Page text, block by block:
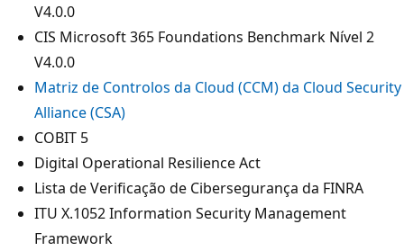
V4.0.0
CIS Microsoft 365 Foundations Benchmark Nível 2
V4.0.0
Matriz de Controlos da Cloud (CCM) da Cloud Security
Alliance (CSA)
COBIT 5
Digital Operational Resilience Act
Lista de Verificação de Cibersegurança da FINRA
ITU X.1052 Information Security Management
Framework